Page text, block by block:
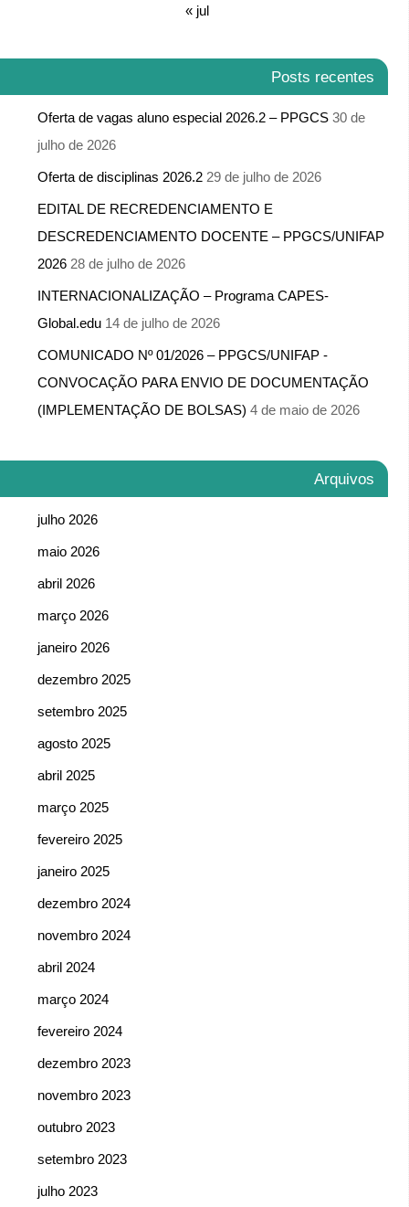
« jul
Posts recentes
Oferta de vagas aluno especial 2026.2 – PPGCS 30 de
julho de 2026
Oferta de disciplinas 2026.2 29 de julho de 2026
EDITAL DE RECREDENCIAMENTO E
DESCREDENCIAMENTO DOCENTE – PPGCS/UNIFAP
2026 28 de julho de 2026
INTERNACIONALIZAÇÃO – Programa CAPES-
Global.edu 14 de julho de 2026
COMUNICADO Nº 01/2026 – PPGCS/UNIFAP -​
CONVOCAÇÃO PARA ENVIO DE DOCUMENTAÇÃO
(IMPLEMENTAÇÃO DE BOLSAS) 4 de maio de 2026
Arquivos
julho 2026
maio 2026
abril 2026
março 2026
janeiro 2026
dezembro 2025
setembro 2025
agosto 2025
abril 2025
março 2025
fevereiro 2025
janeiro 2025
dezembro 2024
novembro 2024
abril 2024
março 2024
fevereiro 2024
dezembro 2023
novembro 2023
outubro 2023
setembro 2023
julho 2023